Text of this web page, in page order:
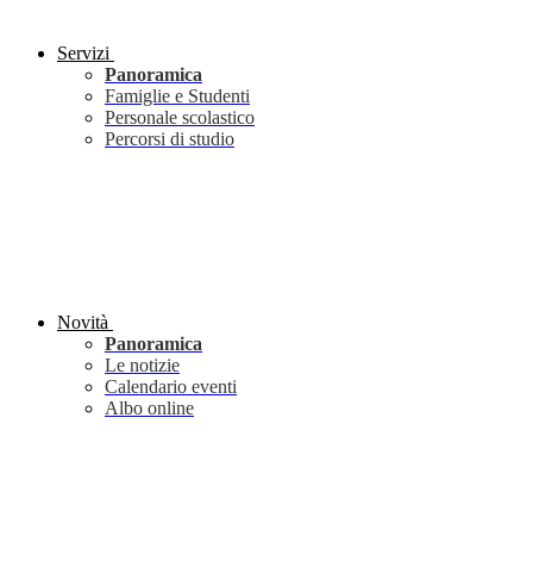
Servizi
Panoramica
Famiglie e Studenti
Personale scolastico
Percorsi di studio
Novità
Panoramica
Le notizie
Calendario eventi
Albo online